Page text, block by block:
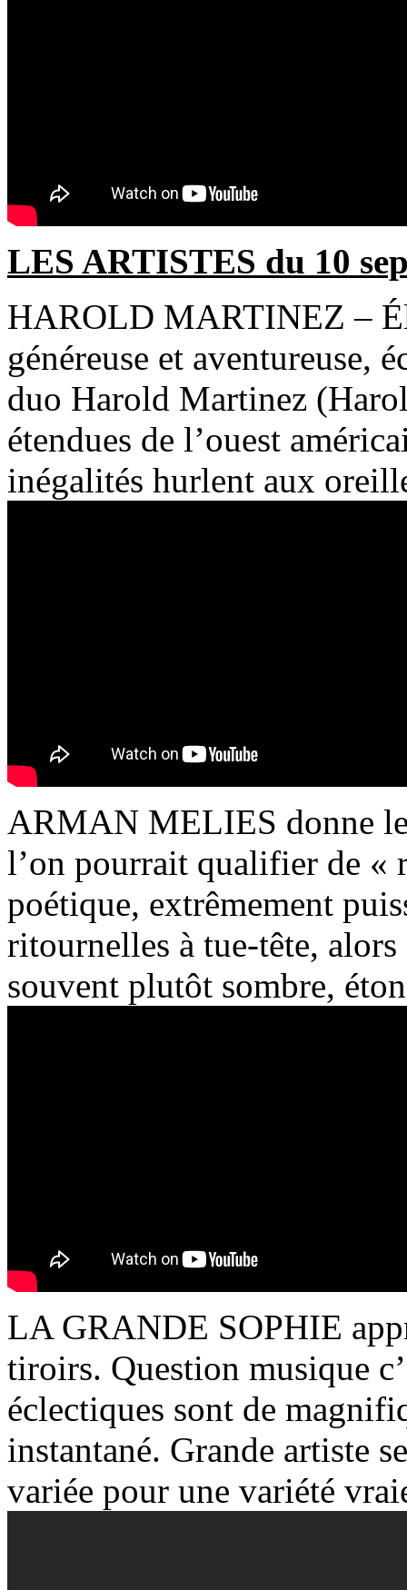
LES ARTISTES du 10
HAROLD MARTINEZ –
généreuse et aventureuse,
duo Harold Martinez
étendues de l’ouest
inégalités hurlent aux
ARMAN MELIES donne le
l’on pourrait qualifier de «
poétique, extrêmement
ritournelles à tue-tête,
souvent plutôt sombre,
LA GRANDE SOPHIE
tiroirs. Question musique
éclectiques sont de
instantané. Grande artiste
variée pour une variété